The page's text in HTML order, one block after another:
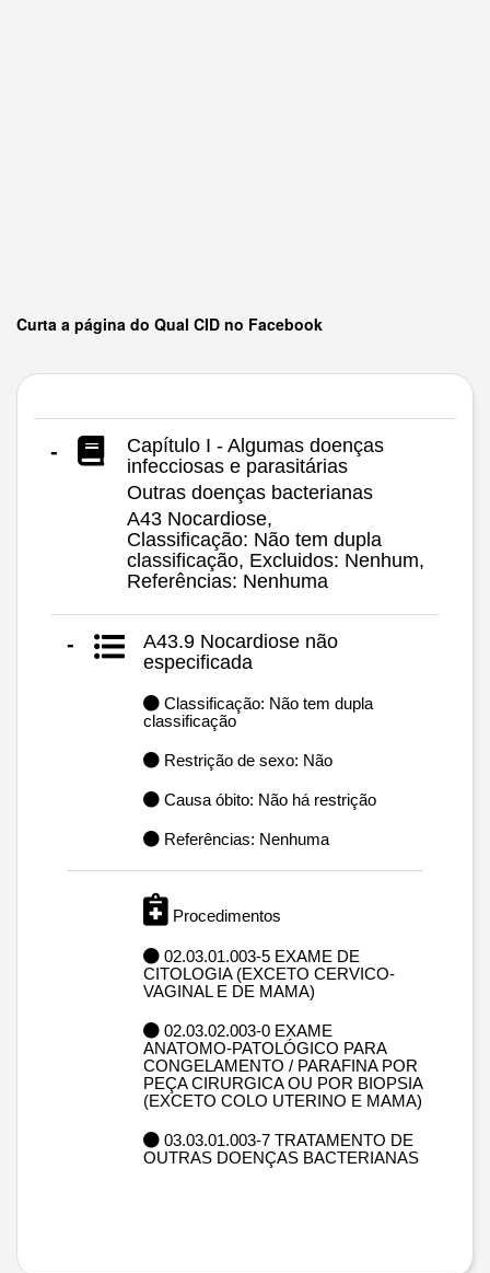
Curta a página do Qual CID no Facebook
-
Capítulo I - Algumas doenças
infecciosas e parasitárias
Outras doenças bacterianas
A43 Nocardiose,
Classificação: Não tem dupla
classificação, Excluidos: Nenhum,
Referências: Nenhuma
-
A43.9 Nocardiose não
especificada
Classificação: Não tem dupla
classificação
Restrição de sexo: Não
Causa óbito: Não há restrição
Referências: Nenhuma
Procedimentos
02.03.01.003-5 EXAME DE
CITOLOGIA (EXCETO CERVICO-
VAGINAL E DE MAMA)
02.03.02.003-0 EXAME
ANATOMO-PATOLÓGICO PARA
CONGELAMENTO / PARAFINA POR
PEÇA CIRURGICA OU POR BIOPSIA
(EXCETO COLO UTERINO E MAMA)
03.03.01.003-7 TRATAMENTO DE
OUTRAS DOENÇAS BACTERIANAS